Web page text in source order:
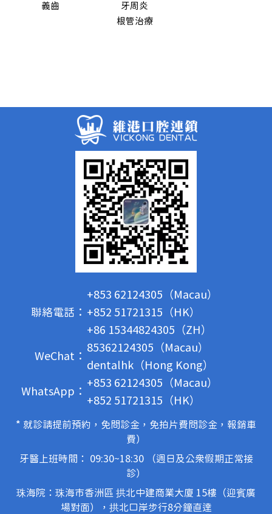
義齒
牙周炎
根管治療
聯絡電話：
+853 62124305（Macau）
+852 51721315（HK）
+86 15344824305（ZH）
WeChat：
85362124305（Macau）
dentalhk（Hong Kong）
WhatsApp：
+853 62124305（Macau）
+852 51721315（HK）
* 就診請提前預約，免問診金，免拍片費問診金，報銷車
費）
牙醫上班時間： 09:30~18:30 （週日及公眾假期正常接
診）
珠海院：珠海市香洲區 拱北中建商業大廈 15樓（迎賓廣
場對面），拱北口岸步行8分鐘直達